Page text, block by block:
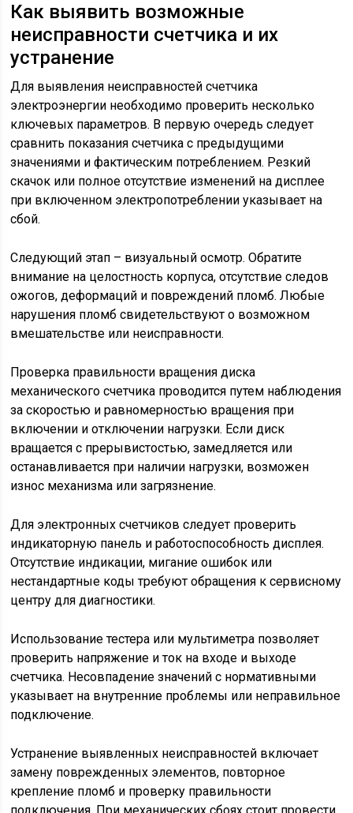
Как выявить возможные
неисправности счетчика и их
устранение
Для выявления неисправностей счетчика
электроэнергии необходимо проверить несколько
ключевых параметров. В первую очередь следует
сравнить показания счетчика с предыдущими
значениями и фактическим потреблением. Резкий
скачок или полное отсутствие изменений на дисплее
при включенном электропотреблении указывает на
сбой.
Следующий этап – визуальный осмотр. Обратите
внимание на целостность корпуса, отсутствие следов
ожогов, деформаций и повреждений пломб. Любые
нарушения пломб свидетельствуют о возможном
вмешательстве или неисправности.
Проверка правильности вращения диска
механического счетчика проводится путем наблюдения
за скоростью и равномерностью вращения при
включении и отключении нагрузки. Если диск
вращается с прерывистостью, замедляется или
останавливается при наличии нагрузки, возможен
износ механизма или загрязнение.
Для электронных счетчиков следует проверить
индикаторную панель и работоспособность дисплея.
Отсутствие индикации, мигание ошибок или
нестандартные коды требуют обращения к сервисному
центру для диагностики.
Использование тестера или мультиметра позволяет
проверить напряжение и ток на входе и выходе
счетчика. Несовпадение значений с нормативными
указывает на внутренние проблемы или неправильное
подключение.
Устранение выявленных неисправностей включает
замену поврежденных элементов, повторное
крепление пломб и проверку правильности